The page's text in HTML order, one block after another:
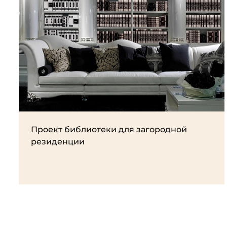
Проект библиотеки для загородной
резиденции